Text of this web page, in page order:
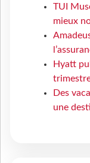
TUI
mieux
Hyatt
Des
une